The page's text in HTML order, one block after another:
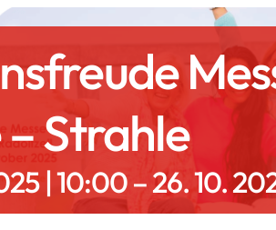
– Strahle
| 10:00–26. 10.